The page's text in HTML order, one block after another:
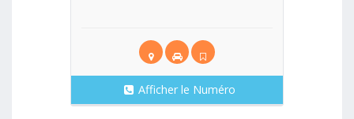
Afficher le Numéro